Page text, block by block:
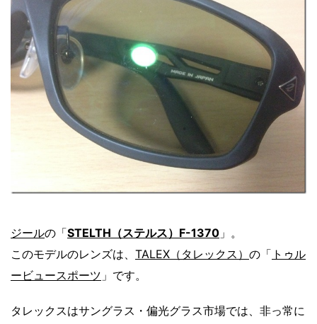
ジールの「STELTH（ステルス）F-1370 」。
このモデルのレンズは、 TALEX（タレックス） の「 トゥル
ービュースポーツ 」です。
タレックスはサングラス・偏光グラス市場では、非っ常に